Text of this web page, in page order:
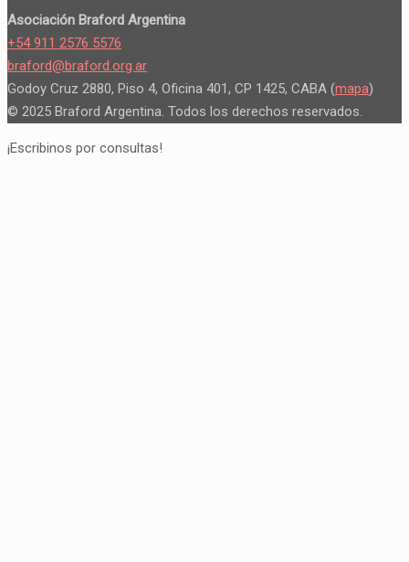
Asociación Braford Argentina
+54 911 2576 5576
braford@braford.org.ar
Godoy Cruz 2880, Piso 4, Oficina 401, CP 1425, CABA (mapa)
© 2025 Braford Argentina. Todos los derechos reservados.
¡Escribinos por consultas!